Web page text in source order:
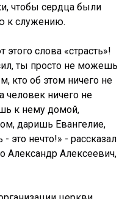
чтобы сердца были
к служению.
этого слова «страсть»!
ты просто не можешь
кто об этом ничего не
человек ничего не
к нему домой,
даришь Евангелие,
это нечто!» - рассказал
Александр Алексеевич,